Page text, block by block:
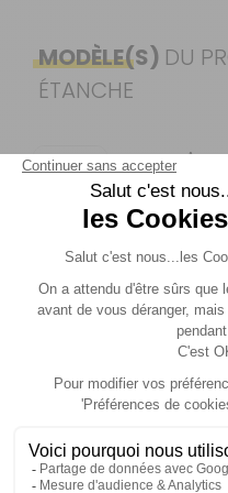
MODÈLE(S) DU
ÉTANCHE
Prix :
Disponibilité :
Sur
Description